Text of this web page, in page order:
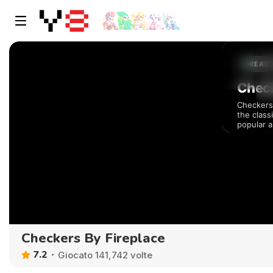
Checkers By Fireplace
7.2 Giocato 141,742 volte